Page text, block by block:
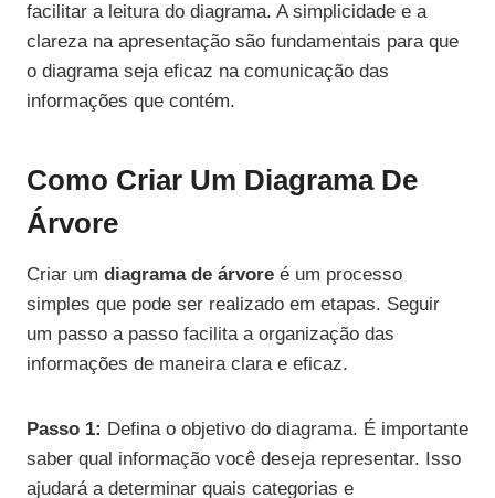
facilitar a leitura do diagrama. A simplicidade e a
clareza na apresentação são fundamentais para que
o diagrama seja eficaz na comunicação das
informações que contém.
Como Criar Um Diagrama De
Árvore
Criar um diagrama de árvore é um processo
simples que pode ser realizado em etapas. Seguir
um passo a passo facilita a organização das
informações de maneira clara e eficaz.
Passo 1: Defina o objetivo do diagrama. É importante
saber qual informação você deseja representar. Isso
ajudará a determinar quais categorias e